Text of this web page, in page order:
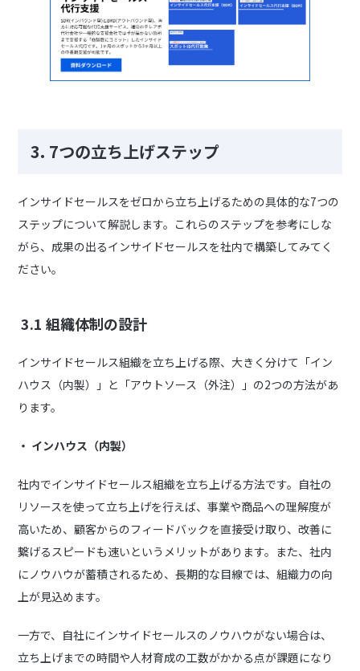
3. 7つの立ち上げステップ
インサイドセールスをゼロから立ち上げるための具体的な7つの
ステップについて解説します。これらのステップを参考にしな
がら、成果の出るインサイドセールスを社内で構築してみてく
ださい。
3.1 組織体制の設計
インサイドセールス組織を立ち上げる際、大きく分けて「イン
ハウス（内製）」と「アウトソース（外注）」の2つの方法があ
ります。
・ インハウス（内製）
社内でインサイドセールス組織を立ち上げる方法です。自社の
リソースを使って立ち上げを行えば、事業や商品への理解度が
高いため、顧客からのフィードバックを直接受け取り、改善に
繋げるスピードも速いというメリットがあります。また、社内
にノウハウが蓄積されるため、長期的な目線では、組織力の向
上が見込めます。
一方で、自社にインサイドセールスのノウハウがない場合は、
立ち上げまでの時間や人材育成の工数がかかる点が課題になり